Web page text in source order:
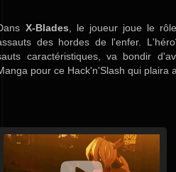
X-Blades , le joueur joue le
des hordes de l'enfer.
caractéristiques, va bondir
pour ce Hack'n'Slash qui plaira